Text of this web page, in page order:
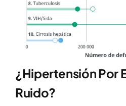
¿Hipertensión Por
Ruido?